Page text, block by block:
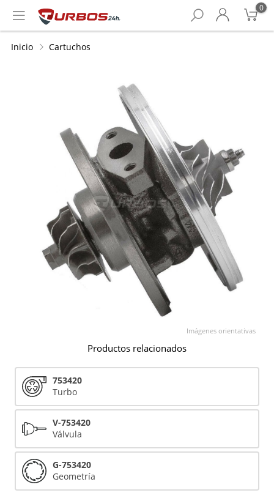
0
Inicio Cartuchos
Imágenes orientativas
Productos relacionados
753420
Turbo
V-753420
Válvula
G-753420
Geometría